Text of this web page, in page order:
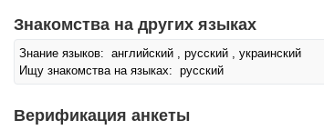
Знакомства на других языках
Знание языков: английский , русский , украинский
Ищу знакомства на языках: русский
Верификация анкеты